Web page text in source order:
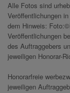
Alle Fotos sind
Veröffentlichungen
dem Hinweis:
Veröffentlichungen
des Auftraggebers
jeweiligen Honorar-
Honorarfreie
jeweiligen